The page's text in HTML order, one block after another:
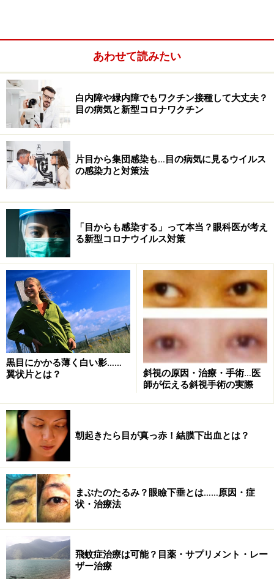
すね。今アメリカに治療を受けに行くには、専門のコー
ディネーター業者を通すのが一般的なようですが、費用
はコーディネート料込みで50万円から100万円ほどかか
るようです。
網膜裂孔による飛蚊症の治療法
網膜に裂け目ができると、眼内の水分が網膜の下にしみ
こんで、網膜はく離を起こす可能性が高いので、レーザ
ーによる治療が必要。
大切なのは、レーザー治療はあくまで網膜裂孔が網膜は
く離に進展しないための治療であり、厳密には飛蚊症を
治すための治療ではないということです。他院でレーザ
ー治療を受けたが飛蚊症が治らない、といって病院に来
られる患者さんも少なくないのですが、それは治療の目
的がそもそも違うためです。
レーザー治療は、診察料込みで通常3割負担で7万円前後
とお考えください。
また、目薬やサプリメント、食生活などの工夫で飛蚊症
あわせて読みたい
白内障や緑内障でもワクチン接種して大丈夫？
目の病気と新型コロナワクチン
片目から集団感染も…目の病気に見るウイルス
の感染力と対策法
「目からも感染する」って本当？眼科医が考え
る新型コロナウイルス対策
黒目にかかる薄く白い影……
翼状片とは？
斜視の原因・治療・手術…医
師が伝える斜視手術の実際
朝起きたら目が真っ赤！結膜下出血とは？
まぶたのたるみ？眼瞼下垂とは……原因・症
状・治療法
飛蚊症治療は可能？目薬・サプリメント・レー
ザー治療